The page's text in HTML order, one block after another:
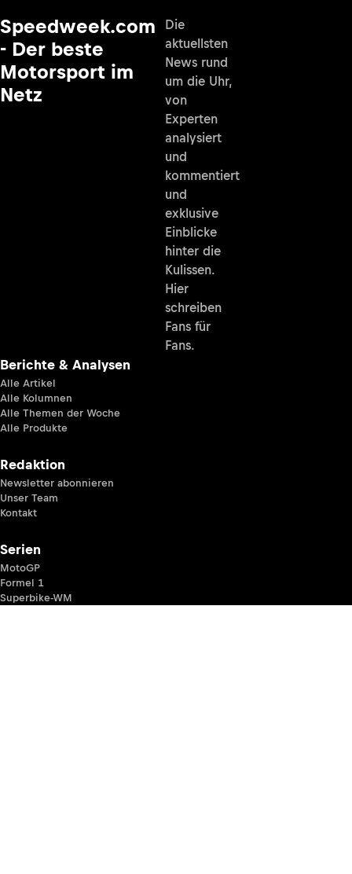
Speedweek.com
- Der beste
Motorsport im
Netz
Die
aktuellsten
News rund
um die Uhr,
von
Experten
analysiert
und
kommentiert
und
exklusive
Einblicke
hinter die
Kulissen.
Hier
schreiben
Fans für
Fans.
Berichte & Analysen
Alle Artikel
Alle Kolumnen
Alle Themen der Woche
Alle Produkte
Redaktion
Newsletter abonnieren
Unser Team
Kontakt
Serien
MotoGP
Formel 1
Superbike-WM